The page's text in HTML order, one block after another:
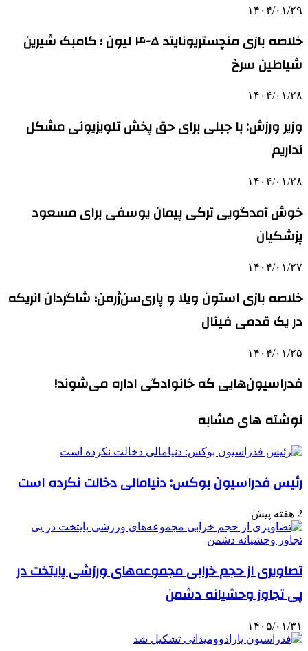
۱۴۰۴/۰۱/۲۹
خلاصه بازی منچستریونایتد ۵-۴ لیون ؛ کامبک شیرین
شیاطین سرخ
۱۴۰۴/۰۱/۲۸
وزیر ورزش: با جبلی برای حق پخش تلویزیونی مشکل
نداریم
۱۴۰۴/۰۱/۲۸
خوش آمدگویی ترکی پیمان یوسفی برای مسعود
پزشکیان
۱۴۰۴/۰۱/۲۷
خلاصه بازی استون ویلا و پاری‌سن‌ژرمن؛ شاگردان انریکه
در یک قدمی فینال
۱۴۰۴/۰۱/۲۵
فدراسیون‌هایی که خانوادگی اداره می‌شوند!
نوشته های مشابه
رئیس فدراسیون بوکس: دنیامالی دخالت نکرده است
2 هفته پیش
تصاویری از حجم خرابی مجموعه‌های ورزشی پایتخت در
پی تجاوز وحشیانه دشمن
۱۴۰۵/۰۱/۳۱